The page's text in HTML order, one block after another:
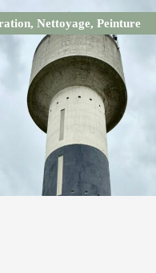
, Nettoyage, Peinture